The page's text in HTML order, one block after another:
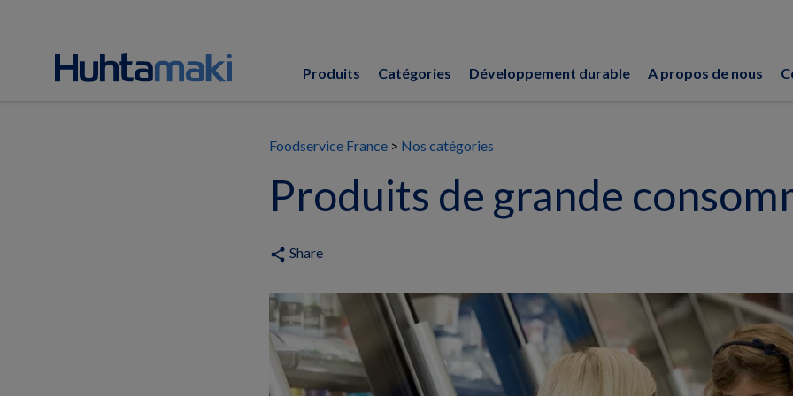
Produits Catégories Développement durable A propos de nous
Foodservice France Nos catégories
Produits de grande
share Share